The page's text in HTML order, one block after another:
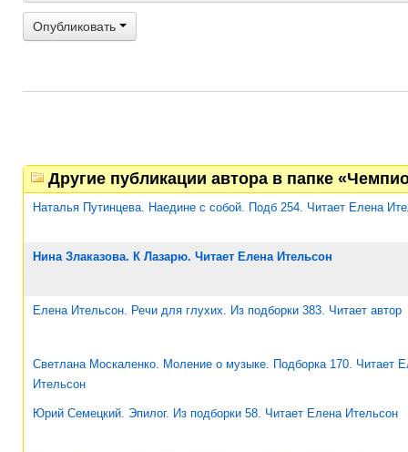
Опубликовать
Другие публикации автора в папке
Наталья Путинцева. Наедине с собой. Подб 254. Читает Елена
Нина Злаказова. К Лазарю. Читает Елена Ительсон
Елена Ительсон. Речи для глухих. Из подборки 383. Читает автор
Светлана Москаленко. Моление о музыке. Подборка 170. Читает
Ительсон
Юрий Семецкий. Эпилог. Из подборки 58. Читает Елена Ительсон